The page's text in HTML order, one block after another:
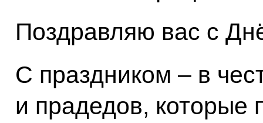
Поздравляю вас с
С праздником – в
и прадедов, которые